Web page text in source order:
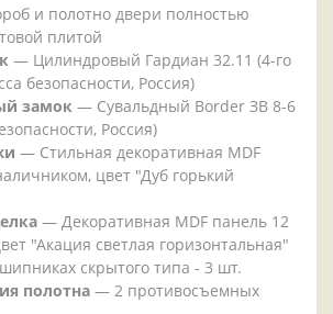
и полотно двери полностью
плитой
— Цилиндровый Гардиан 32.11 (4-го
безопасности, Россия)
замок — Сувальдный Border ЗВ 8-6
Россия)
— Стильная декоративная MDF
цвет "Дуб горький
— Декоративная MDF панель 12
"Акация светлая горизонтальная"
скрытого типа - 3 шт.
полотна — 2 противосъемных